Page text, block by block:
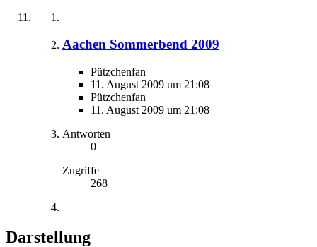
Aachen Sommerbend 2009
Pützchenfan
11. August 2009 um 21:08
Pützchenfan
11. August 2009 um 21:08
Antworten
0
Zugriffe
268
Darstellung